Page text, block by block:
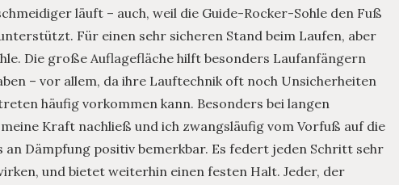
läuft – auch, weil die Guide-Rocker-Sohle den Fuß
Für einen sehr sicheren Stand beim Laufen, aber
Die große Auflagefläche hilft besonders Laufanfängern
– vor allem, da ihre Lauftechnik oft noch Unsicherheiten
häufig vorkommen kann. Besonders bei langen
Kraft nachließ und ich zwangsläufig vom Vorfuß auf die
an Dämpfung positiv bemerkbar. Es federt jeden Schritt sehr
und bietet weiterhin einen festen Halt. Jeder, der